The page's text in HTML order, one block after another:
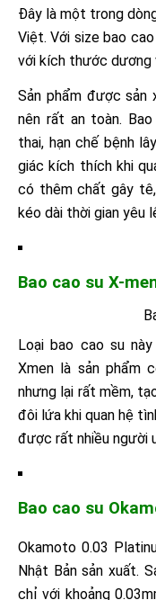
Đây là một trong
Việt. Với size bao
với kích thước dương
Sản phẩm được
nên rất an toàn.
thai, hạn chế bệnh
giác kích thích khi
có thêm chất gây
kéo dài thời gian yêu
Bao cao su X-
Loại bao cao su
Xmen là sản phẩm
nhưng lại rất mềm,
đôi lứa khi quan hệ
được rất nhiều người
Bao cao su
Okamoto 0.03
Nhật Bản sản xuất.
chỉ với khoảng